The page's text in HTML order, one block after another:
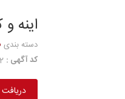
اینه
دسته بندی
کد آگهی : 3600462